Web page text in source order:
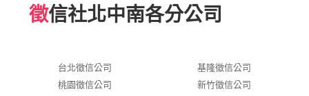
徵信社北中南各分公司
台北徵信公司
基隆徵信公司
桃園徵信公司
新竹徵信公司